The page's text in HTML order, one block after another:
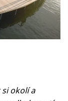
okolí a